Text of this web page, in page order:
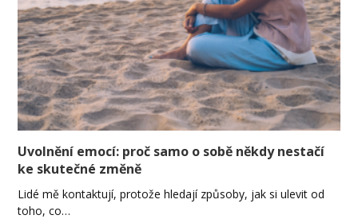
Uvolnění emocí: proč samo o sobě někdy nestačí
ke skutečné změně
Lidé mě kontaktují, protože hledají způsoby, jak si ulevit od
toho, co…